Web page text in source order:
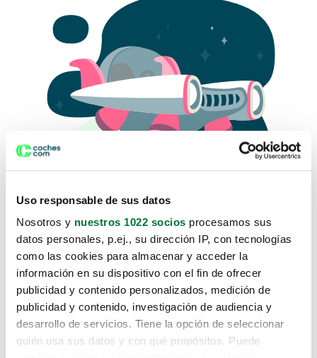
Uso responsable de sus datos
Nosotros y nuestros 1022 socios procesamos sus
datos personales, p.ej., su dirección IP, con tecnologías
como las cookies para almacenar y acceder la
información en su dispositivo con el fin de ofrecer
publicidad y contenido personalizados, medición de
publicidad y contenido, investigación de audiencia y
desarrollo de servicios. Tiene la opción de seleccionar
quién usa sus datos y con qué propósitos. Puede
Lo sentimos, no sabemos como
te hemos traido hasta aquí.
Pero puedes encontrar el coche que estás
buscando en alguno de estos enlaces: